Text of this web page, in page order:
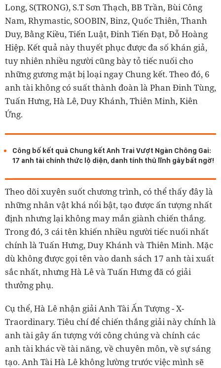
Long, S(TRONG), S.T Sơn Thạch, BB Trần, Bùi Công
Nam, Rhymastic, SOOBIN, Binz, Quốc Thiên, Thanh
Duy, Bằng Kiều, Tiến Luật, Đinh Tiến Đạt, Đỗ Hoàng
Hiệp. Kết quả này thuyết phục được đa số khán giả,
tuy nhiên nhiều người cũng bày tỏ tiếc nuối cho
những gương mặt bị loại ngay Chung kết. Theo đó, 6
anh tài không có suất thành đoàn là Phan Đinh Tùng,
Tuấn Hưng, Hà Lê, Duy Khánh, Thiên Minh, Kiên
Ứng.
Công bố kết quả Chung kết Anh Trai Vượt Ngàn Chông Gai:
17 anh tài chính thức lộ diện, danh tính thủ lĩnh gây bất ngờ!
Theo dõi xuyên suốt chương trình, có thể thấy đây là
những nhân vật khá nổi bật, tạo được ấn tượng nhất
định nhưng lại không may mắn giành chiến thắng.
Trong đó, 3 cái tên khiến nhiều người tiếc nuối nhất
chính là Tuấn Hưng, Duy Khánh và Thiên Minh. Mặc
dù không được gọi tên vào danh sách 17 anh tài xuất
sắc nhất, nhưng Hà Lê và Tuấn Hưng đã có giải
thưởng phụ.
Cụ thể, Hà Lê nhận giải Anh Tài Ấn Tượng - X-
Traordinary. Tiêu chí để chiến thắng giải này chính là
anh tài gây ấn tượng với công chúng và chính các
anh tài khác về tài năng, về chuyên môn, về sự sáng
tạo. Anh Tài Hà Lê không lường trước việc mình sẽ